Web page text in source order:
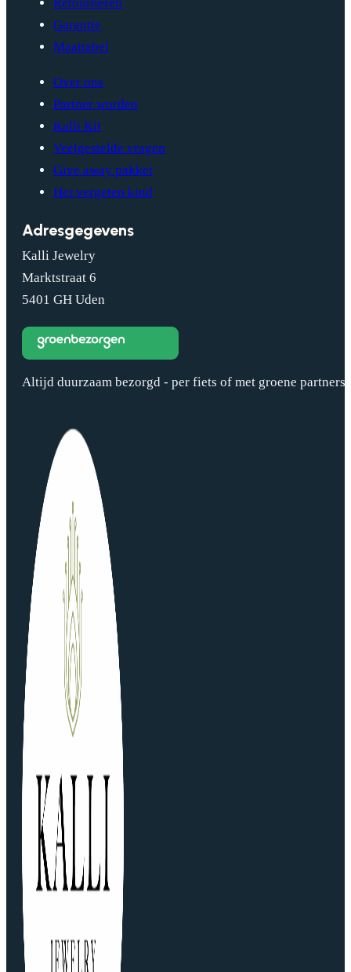
Retourneren
Garantie
Maattabel
Over ons
Partner worden
Kalli Kit
Veelgestelde vragen
Give away pakket
Het vergeten kind
Adresgegevens
Kalli Jewelry
Marktstraat 6
5401 GH Uden
Altijd duurzaam bezorgd - per fiets of met groene partners